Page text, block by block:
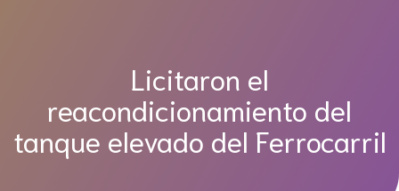
Licitaron el
reacondicionamiento del
tanque elevado del Ferrocarril